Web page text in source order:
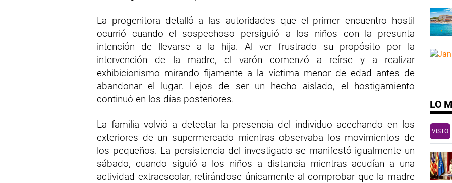
La progenitora detalló a las autoridades que el primer encuentro hostil
ocurrió cuando el sospechoso persiguió a los niños con la presunta
intención de llevarse a la hija. Al ver frustrado su propósito por la
intervención de la madre, el varón comenzó a reírse y a realizar
exhibicionismo mirando fijamente a la víctima menor de edad antes de
abandonar el lugar. Lejos de ser un hecho aislado, el hostigamiento
continuó en los días posteriores.
La familia volvió a detectar la presencia del individuo acechando en los
exteriores de un supermercado mientras observaba los movimientos de
los pequeños. La persistencia del investigado se manifestó igualmente un
sábado, cuando siguió a los niños a distancia mientras acudían a una
actividad extraescolar, retirándose únicamente al comprobar que la madre
LO
VISTO